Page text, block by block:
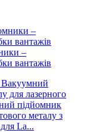
–
вантажів
металу з
La...